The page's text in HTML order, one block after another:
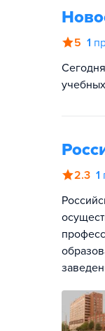
5 1
2.3 1